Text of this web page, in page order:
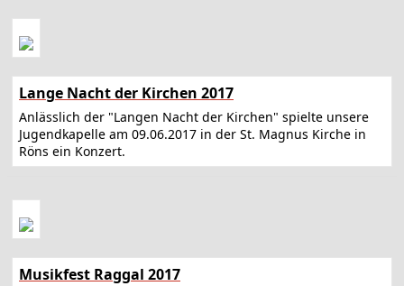
Lange Nacht der Kirchen 2017
Anlässlich der "Langen Nacht der Kirchen" spielte unsere
Jugendkapelle am 09.06.2017 in der St. Magnus Kirche in
Röns ein Konzert.
Musikfest Raggal 2017